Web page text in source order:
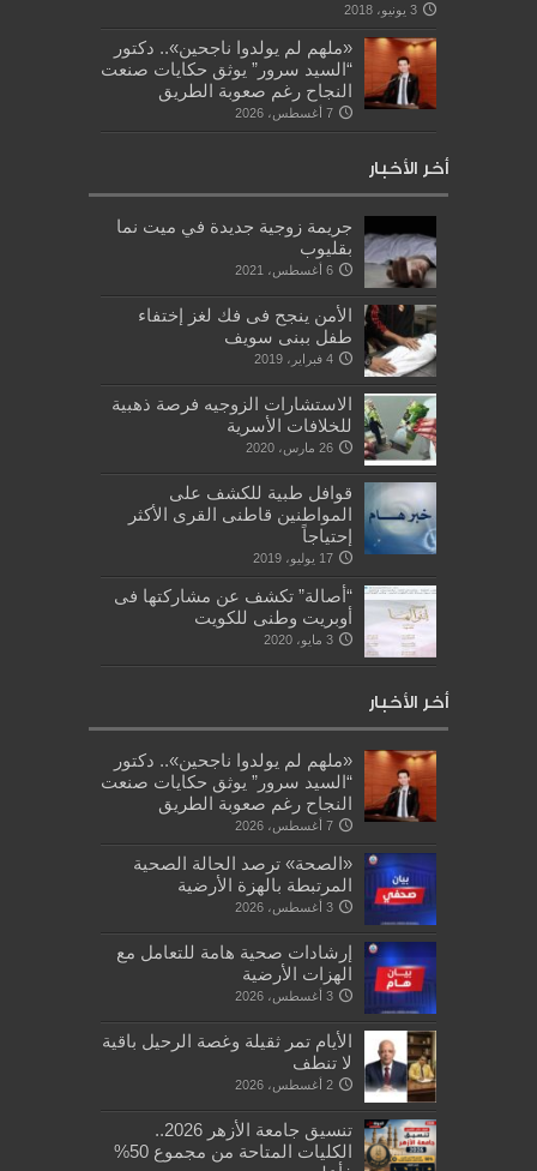
3 يونيو، 2018
«ملهم لم يولدوا ناجحين».. دكتور
“السيد سرور” يوثق حكايات صنعت
النجاح رغم صعوبة الطريق
7 أغسطس، 2026
أخر الأخبار
جريمة زوجية جديدة في ميت نما
بقليوب
6 أغسطس، 2021
الأمن ينجح فى فك لغز إختفاء
طفل ببنى سويف
4 فبراير، 2019
الاستشارات الزوجيه فرصة ذهبية
للخلافات الأسرية
26 مارس، 2020
قوافل طبية للكشف على
المواطنين قاطنى القرى الأكثر
إحتياجاً
17 يوليو، 2019
“أصالة” تكشف عن مشاركتها فى
أوبريت وطنى للكويت
3 مايو، 2020
أخر الأخبار
«ملهم لم يولدوا ناجحين».. دكتور
“السيد سرور” يوثق حكايات صنعت
النجاح رغم صعوبة الطريق
7 أغسطس، 2026
«الصحة» ترصد الحالة الصحية
المرتبطة بالهزة الأرضية
3 أغسطس، 2026
إرشادات صحية هامة للتعامل مع
الهزات الأرضية
3 أغسطس، 2026
الأيام تمر ثقيلة وغصة الرحيل باقية
لا تنطف
2 أغسطس، 2026
تنسيق جامعة الأزهر 2026..
الكليات المتاحة من مجموع 50%